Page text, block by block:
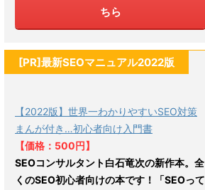
ちら
[PR]最新SEOマニュアル2022版
【2022版】世界一わかりやすいSEO対策
まんが付き…初心者向け入門書
【価格：500円】
SEOコンサルタント白石竜次の新作本。全
くのSEO初心者向けの本です！「SEOって